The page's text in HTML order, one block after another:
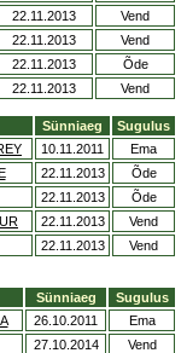
22.11.2013
Vend
22.11.2013
Vend
22.11.2013
Õde
22.11.2013 Vend
Sünniaeg
Sugulus
10.11.2011
Ema
22.11.2013
Õde
22.11.2013
Õde
22.11.2013
Vend
22.11.2013
Vend
Sünniaeg
Sugulus
26.10.2011
Ema
27.10.2014
Vend